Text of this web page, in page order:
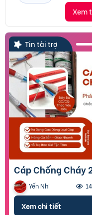
Xem
Tin tài trợ
Cáp Chống
Yến Nhi
Xem chi tiết